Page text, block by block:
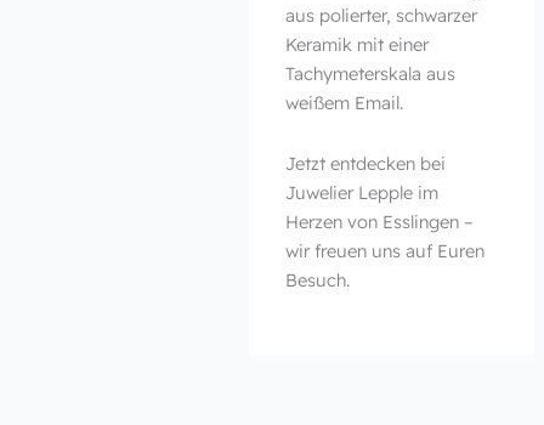
aus polierter, schwarzer
Keramik mit einer
Tachymeterskala aus
weißem Email.
Jetzt entdecken bei
Juwelier Lepple im
Herzen von Esslingen –
wir freuen uns auf Euren
Besuch.